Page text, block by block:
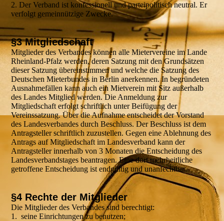
2. Der Verband ist konfessionell und parteipolitisch neutral. Er
verfolgt gemeinnützige Zwecke.
§3 Mitgliedschaft
Mitglieder des Verbandes können alle Mietervereine im Lande
Rheinland-Pfalz werden, deren Satzung mit den Grundsätzen
dieser Satzung übereinstimmen und welche die Satzung des
Deutschen Mieterbundes in Berlin anerkennen. In begründeten
Ausnahmefällen kann auch ein Mietverein mit Sitz außerhalb
des Landes Mitglied werden. Die Anmeldung zur
Mitgliedschaft erfolgt schriftlich unter Beifügung der
Vereinssatzung. Über die Aufnahme entscheidet der Vorstand
des Landesverbandes durch Beschluss. Der Beschluss ist dem
Antragsteller schriftlich zuzustellen. Gegen eine Ablehnung des
Antrags auf Mitgliedschaft im Landesverband kann der
Antragsteller innerhalb von 3 Monaten die Entscheidung des
Landesverbandstages beantragen. Eine dort mehrheitliche
getroffene Entscheidung ist endgültig und unanfechtbar.
§4 Rechte der Mitglieder
Die Mitglieder des Verbandes sind berechtigt:
1. seine Einrichtungen zu benutzen;